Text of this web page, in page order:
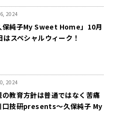
2024
保純子My Sweet Home」10月
はスペシャルウィーク！
2024
の教育方針は普通ではなく苦痛
口技研presents～久保純子 My